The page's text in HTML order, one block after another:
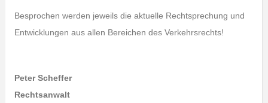
Besprochen werden jeweils die aktuelle Rechtsprechung und
Entwicklungen aus allen Bereichen des Verkehrsrechts!
Peter Scheffer
Rechtsanwalt